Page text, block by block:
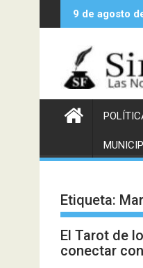
al
9 de agosto
Etiqueta:
El Tarot de
conectar